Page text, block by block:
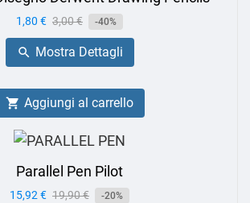
Prezzo
1,80 € Prezzo
base
3,00 € -40%
 Mostra Dettagli
 Aggiungi al carrello
Parallel Pen Pilot
Prezzo
15,92 € Prezzo
19,90 € -20%